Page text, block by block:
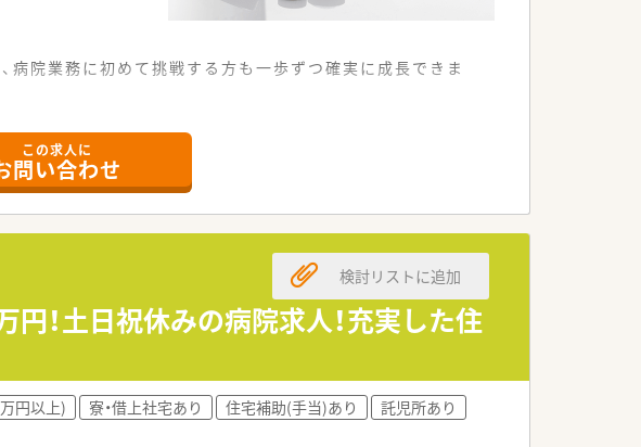
病院業務に初めて挑戦する方も一歩ずつ確実に成長できま
診療科の処方箋に対応しています。
に密着した医療を提供します。
専念できる環境が整っています。
勉強でき、やりがいを感じられます。
しながらチーム医療の一員としてご活躍いただけます。
合わせた質の高い薬物療法を実践することが可能です。
師の方には最適な求人内容です。
しっかり積みたい方に推奨します。
スタートさせたい方に適しています。
この求人に
問い合わせ
！土日祝休みの病院求人！充実した住
検討リストに追加
円以上) 寮・借上社宅あり 住宅補助(手当)あり
託児所あり